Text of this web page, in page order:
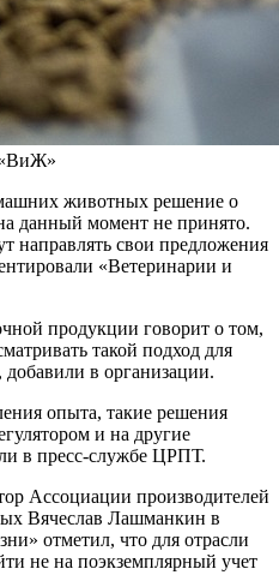
животных решение о
данный момент не принято.
направлять свои предложения
«Ветеринарии и
продукции говорит о том,
такой подход для
добавили в организации.
опыта, такие решения
и на другие
в пресс-службе ЦРПТ.
Ассоциации производителей
Вячеслав Лашманкин в
отметил, что для отрасли
не на поэкземплярный учет